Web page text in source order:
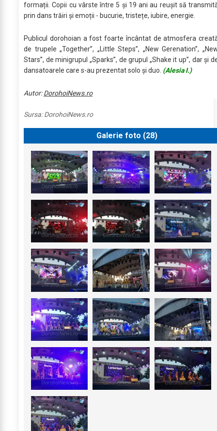
formații. Copii cu vârste între 5 și 19 ani au reușit să
prin dans trăiri și emoții - bucurie, tristețe, iubire, energie.
Publicul dorohoian a fost foarte încântat de atmosfera
de trupele „Together”, „Little Steps”, „New Gerenation”,
Stars”, de minigrupul „Sparks”, de grupul „Shake it up”, dar și
dansatoarele care s-au prezentat solo și duo. (Alesia I.)
Autor:DorohoiNews.ro
Sursa:DorohoiNews.ro
Galerie foto (28)